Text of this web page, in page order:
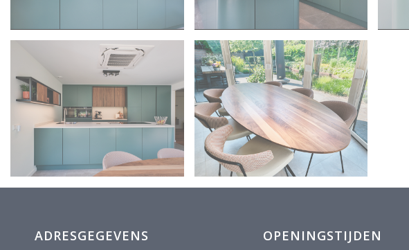
ADRESGEGEVENS OPENINGSTIJDEN